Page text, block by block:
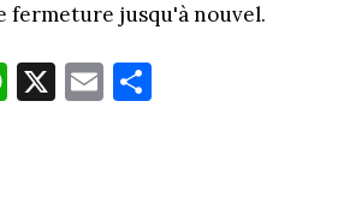
fermeture jusqu'à nouvel.
W
ha
X E
m
Pa
rt